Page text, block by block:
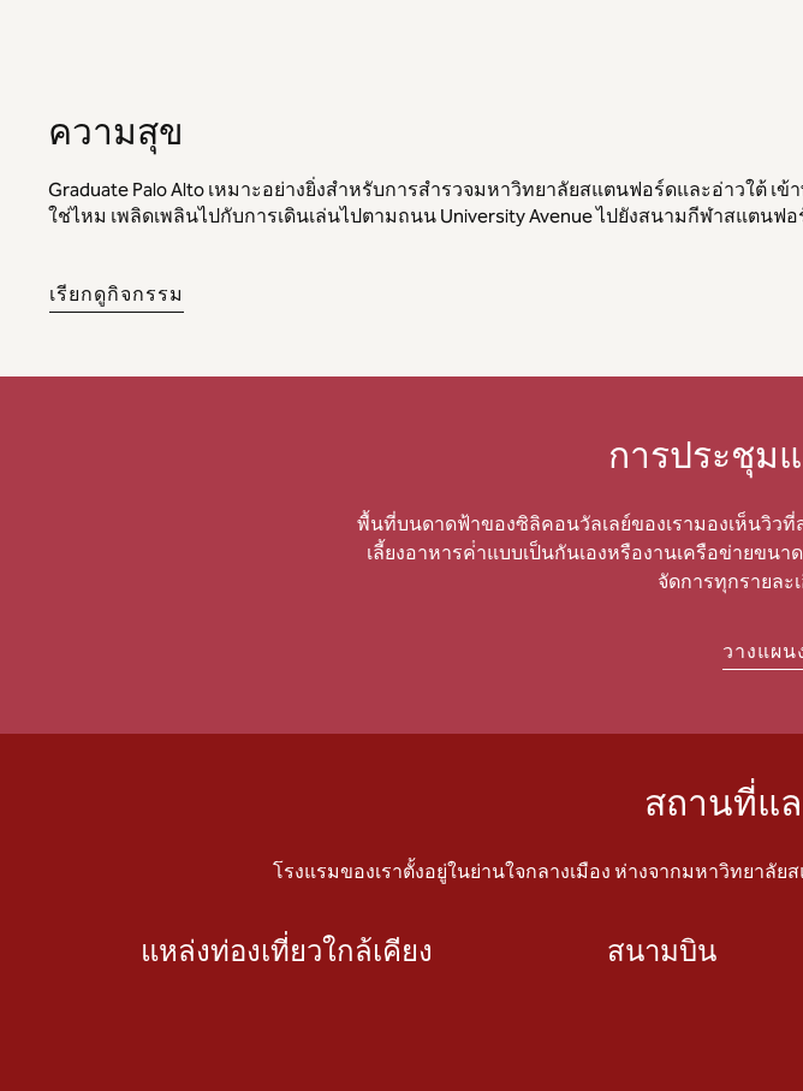
ความสุข
Graduate Palo Alto เหมาะอย่างยิ่งสําหรับการสํารวจมหาวิทยาลัยสแตนฟอร์ดและอ่าวใต้
ใช่ไหม เพลิดเพลินไปกับการเดินเล่นไปตามถนน University Avenue ไปยังสนามกีฬาสแตนฟอ
เรียกดูกิจกรรม
การประชุม
พื้นที่บนดาดฟ้าของซิลิคอนวัลเลย์ของเรามองเห็นวิว
เลี้ยงอาหารค่ําแบบเป็นกันเองหรืองานเครือข่ายขน
จัดการทุกรายละ
วางแผน
สถานที่แ
โรงแรมของเราตั้งอยู่ในย่านใจกลางเมือง ห่างจากมหาวิทยา
แหล่งท่องเที่ยวใกล้เคียง สนามบิน